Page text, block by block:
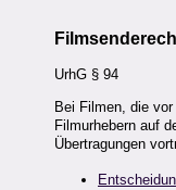
UrhG § 94
Bei Filmen, die
Filmurhebern auf
Übertragungen